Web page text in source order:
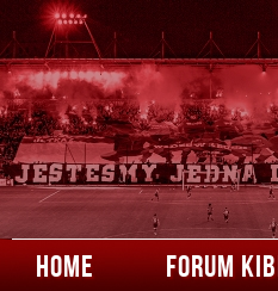
HOME FORUM